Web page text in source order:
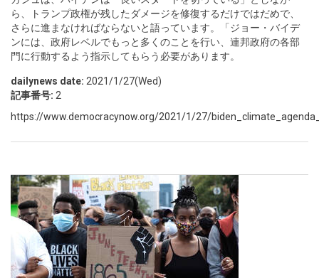
ら、トランプ政権が残したダメージを修復するだけではだめで、
さらに進まなければならないと語っています。「ジョー・バイデ
ンには、政府レベルでもっと多くのことを行い、連邦政府の各部
門に行動するよう指示してもらう必要があります。
dailynews date: 2021/1/27(Wed)
記事番号: 2
https://www.democracynow.org/2021/1/27/